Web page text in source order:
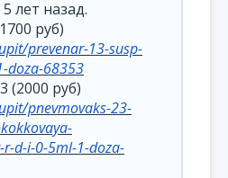
лет назад.
руб)
prevenar-13-susp-
doza-68353
(2000 руб)
pnevmovaks-23-
d-i-0-5ml-1-doza-